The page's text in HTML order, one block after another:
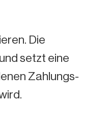
Die
setzt eine
Zahlungs-